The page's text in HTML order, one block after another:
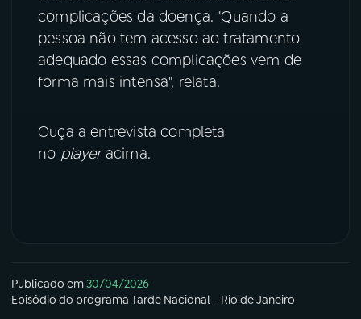
ACOMPANHE A RÁDIO NACIONAL
YouTube Facebook
Instagram X
complicações da doença. "Quando a
pessoa não tem acesso ao tratamento
adequado essas complicações vem de
forma mais intensa", relata.
Ouça a entrevista completa
no playeracima.
Publicado em30/04/2026
Episódio do programa Tarde Nacional - Rio de Janeiro